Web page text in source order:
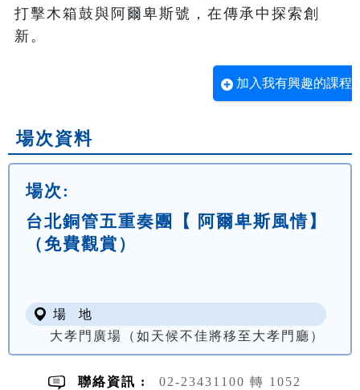
打擊木箱鼓與阿爾卑斯號，在傳承中探索創
新。
加入我有興趣的課程
場次資料
場次:
台北銅管五重奏團【 阿爾卑斯風情】
（免費觀賞）
場 地
大孝門廣場（如天候不佳將移至大孝門廳）
聯絡資訊 : 02-23431100 轉 1052